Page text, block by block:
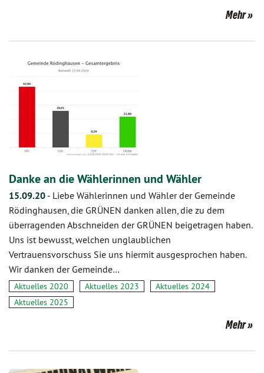
Mehr
Danke an die Wählerinnen und Wähler
15.09.20 - Liebe Wählerinnen und Wähler der Gemeinde
Rödinghausen, die GRÜNEN danken allen, die zu dem
überragenden Abschneiden der GRÜNEN beigetragen haben.
Uns ist bewusst, welchen unglaublichen
Vertrauensvorschuss Sie uns hiermit ausgesprochen haben.
Wir danken der Gemeinde…
Aktuelles 2020 Aktuelles 2023
Aktuelles 2024
Aktuelles 2025
Mehr